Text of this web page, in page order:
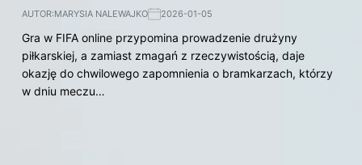
AUTOR:MARYSIA NALEWAJKO 2026-01-05
Gra w FIFA online przypomina prowadzenie drużyny
piłkarskiej, a zamiast zmagań z rzeczywistością, daje
okazję do chwilowego zapomnienia o bramkarzach, którzy
w dniu meczu…